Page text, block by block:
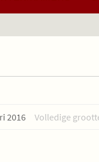
2016 Volledige